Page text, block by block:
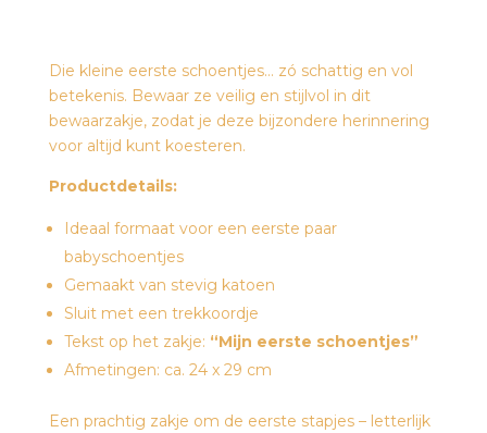
Die kleine eerste schoentjes… zó schattig en vol
betekenis. Bewaar ze veilig en stijlvol in dit
bewaarzakje, zodat je deze bijzondere herinnering
voor altijd kunt koesteren.
Productdetails:
Ideaal formaat voor een eerste paar
babyschoentjes
Gemaakt van stevig katoen
Sluit met een trekkoordje
Tekst op het zakje: “Mijn eerste schoentjes”
Afmetingen: ca. 24 x 29 cm
Een prachtig zakje om de eerste stapjes – letterlijk